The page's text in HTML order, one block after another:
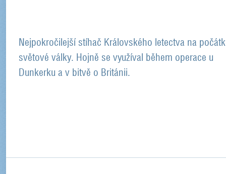
Nejpokročilejší stíhač Královského letectva na
světové války. Hojně se využíval během operace u
Dunkerku a v bitvě o Británii.